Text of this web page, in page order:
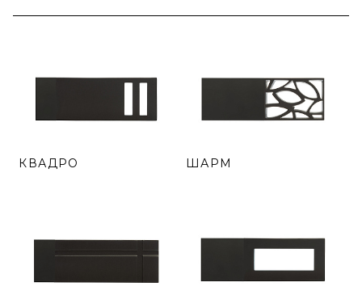
КВАДРО ШАРМ